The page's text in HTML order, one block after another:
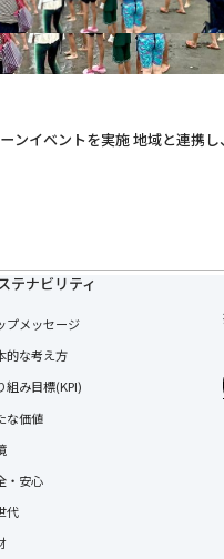
ンイベントを実施 地域と連携
テナビリティ
プメッセージ
的な考え方
組み目標(KPI)
な価値
・安心
代